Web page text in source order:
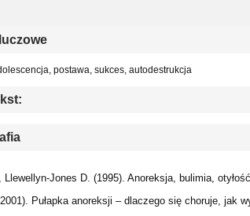
postawa, sukces, autodestrukcja
Llewellyn-Jones D. (1995). Anoreksja, bulimia,
Pułapka anoreksji – dlaczego się choruje, jak